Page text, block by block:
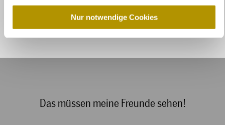
l
Nur notwendige Cookies
Das müssen meine Freunde sehen!